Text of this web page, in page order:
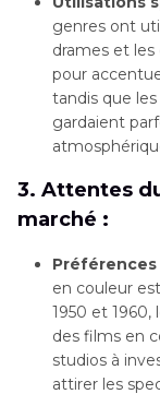
genres ont
drames et
pour
tandis que
gardaient
3. Attentes
marché :
en couleur
1950 et
des films en
studios à
attirer les